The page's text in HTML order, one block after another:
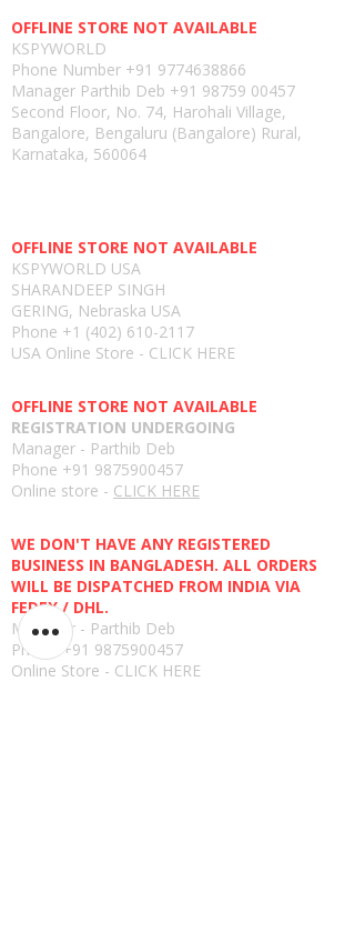
OFFLINE STORE NOT AVAILABLE
KSPYWORLD
Phone Number +91 9774638866
Manager Parthib Deb +91 98759 00457
Second Floor, No. 74, Harohali Village,
Bangalore, Bengaluru (Bangalore) Rural,
Karnataka, 560064
OFFLINE STORE NOT AVAILABLE
KSPYWORLD USA
SHARANDEEP SINGH
GERING, Nebraska USA
Phone +1 (402) 610-2117
USA Online Store - CLICK HERE
OFFLINE STORE NOT AVAILABLE
REGISTRATION UNDERGOING
Manager - Parthib Deb
Phone +91 9875900457
Online store - CLICK HERE
WE DON'T HAVE ANY REGISTERED
BUSINESS IN BANGLADESH. ALL ORDERS
WILL BE DISPATCHED FROM INDIA VIA
FEDEX / DHL.
Manager - Parthib Deb
Phone +91 9875900457
Online Store - CLICK HERE